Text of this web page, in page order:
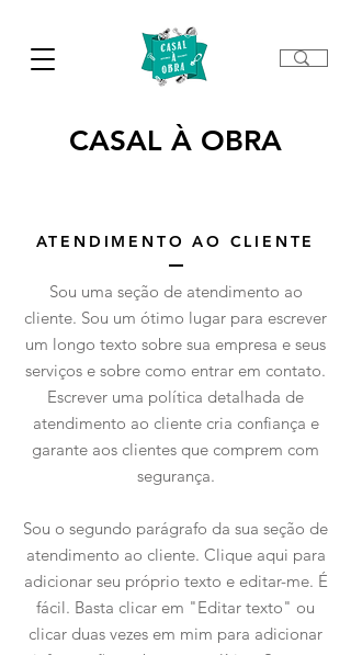
CASAL À OBRA
ATENDIMENTO AO CLIENTE
Sou uma seção de atendimento ao
cliente. Sou um ótimo lugar para escrever
um longo texto sobre sua empresa e seus
serviços e sobre como entrar em contato.
Escrever uma política detalhada de
atendimento ao cliente cria confiança e
garante aos clientes que comprem com
segurança.
Sou o segundo parágrafo da sua seção de
atendimento ao cliente. Clique aqui para
adicionar seu próprio texto e editar-me. É
fácil. Basta clicar em "Editar texto" ou
clicar duas vezes em mim para adicionar